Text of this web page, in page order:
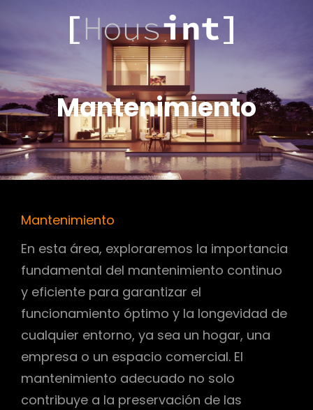
Mantenimiento
Mantenimiento
En esta área, exploraremos la importancia
fundamental del mantenimiento continuo
y eficiente para garantizar el
funcionamiento óptimo y la longevidad de
cualquier entorno, ya sea un hogar, una
empresa o un espacio comercial. El
mantenimiento adecuado no solo
contribuye a la preservación de las